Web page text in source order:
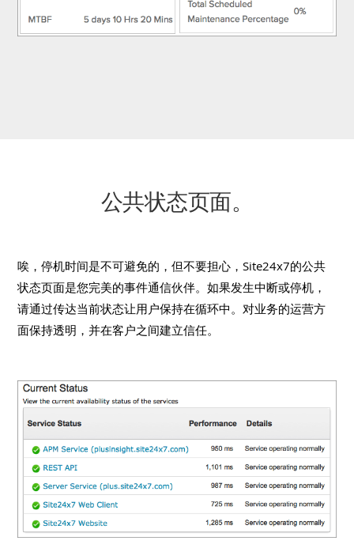
公共状态页面。
唉，停机时间是不可避免的，但不要担心，Site24x7的公共
状态页面是您完美的事件通信伙伴。如果发生中断或停机，
请通过传达当前状态让用户保持在循环中。对业务的运营方
面保持透明，并在客户之间建立信任。